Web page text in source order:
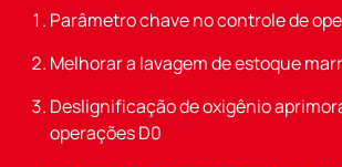
Parâmetro chave no controle de
Melhorar a lavagem de estoque
Deslignificação de oxigênio
operações D0